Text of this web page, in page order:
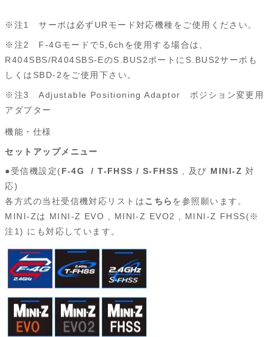
※注1 サーボは必ずURモード対応機種をご使用ください。
※注2 F-4Gモードで5,6chを使用する場合は、
R404SBS/R404SBS-EのS.BUS2ポートにS.BUS2サーボも
しくはSBD-2をご使用下さい。
※注3 Adjustable Positioning Adaptor ポジション変更用
アダプター
機能・仕様
セットアップメニュー
●受信機設定(F-4G / T-FHSS / S-FHSS , 及び MINI-Z対
応)
各方式の当社受信機対応リストはこちらを参照願います。
MINI-Zは MINI-Z EVO , MINI-Z EVO2 , MINI-Z FHSS(※
注1) にも対応しています。